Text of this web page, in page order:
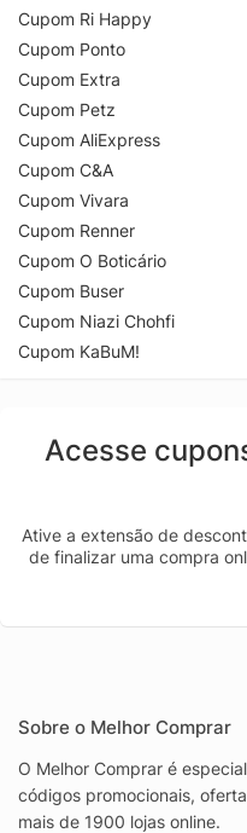
Cupom Ri Happy
Cupom Ponto
Cupom Extra
Cupom Petz
Cupom AliExpress
Cupom C&A
Cupom Vivara
Cupom Renner
Cupom O Boticário
Cupom Buser
Cupom Niazi Chohfi
Cupom KaBuM!
Acesse
Ative a extensão de
de finalizar uma compra
Sobre o Melhor Comprar
O Melhor Comprar é
códigos promocionais,
mais de 1900 lojas online.